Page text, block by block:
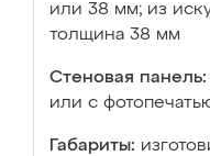
или 38 мм; из
толщина 38 мм
Стеновая панель:
или с
Габариты: